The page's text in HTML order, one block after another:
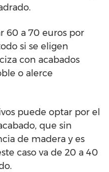
60 a 70 euros por
si se eligen
con acabados
o alerce
puede optar por el
que sin
de madera y es
caso va de 20 a 40